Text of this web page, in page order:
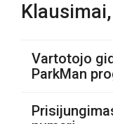
Vartotojo
ParkMan